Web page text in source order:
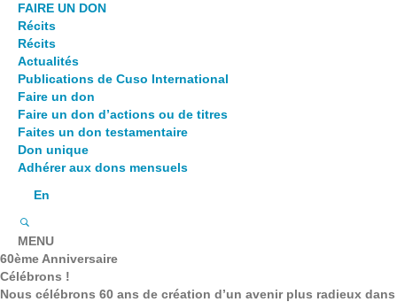
FAIRE UN DON
Récits
Récits
Actualités
Publications de Cuso International
Faire un don
Faire un don d’actions ou de titres
Faites un don testamentaire
Don unique
Adhérer aux dons mensuels
En
MENU
60ème Anniversaire
Célébrons !
Nous célébrons 60 ans de création d’un avenir plus radieux dans